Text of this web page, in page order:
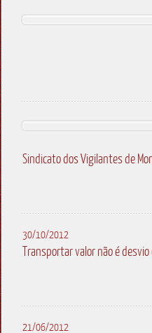
Sindicato dos Vigilantes de
30/10/2012
Transportar valor não é
21/06/2012